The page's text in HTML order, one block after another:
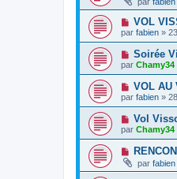
VOL
par fabien »
Soirée
par Chamy34
VOL AU
par fabien »
Vol
par Chamy34
par fabien